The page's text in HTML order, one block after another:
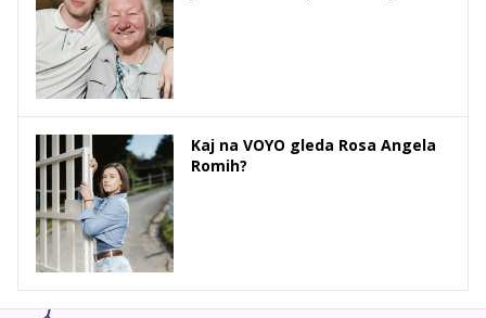
Kaj na VOYO gleda Rosa Angela
Romih?